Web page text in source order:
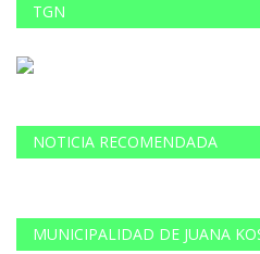
TGN
NOTICIA RECOMENDADA
MUNICIPALIDAD DE JUANA